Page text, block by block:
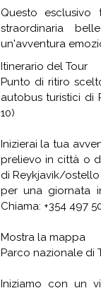
Questo
straordinaria
un'avventura
Itinerario del Tour
Punto di ritiro
autobus turistici di
10)
Inizierai la tua
prelievo in città o
di Reykjavik/
per una giornata
Chiama: +354 497
Mostra la mappa
Parco nazionale di
Iniziamo con un